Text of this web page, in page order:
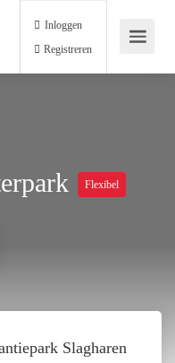
Inloggen
Registreren
Flexibel
Slagharen